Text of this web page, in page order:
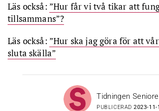
Läs också: ”Hur får vi två tikar att
tillsammans”?
Läs också: ”Hur ska jag göra för att
sluta skälla”
Tidningen
PUBLICERAD2023-11-